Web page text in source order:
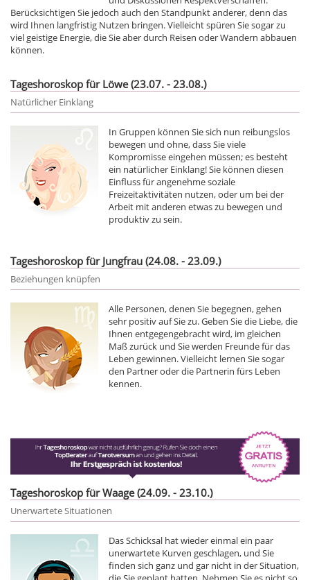
Berücksichtigen Sie jedoch auch den Standpunkt anderer, denn das
wird Ihnen langfristig Nutzen bringen. Vielleicht spüren Sie sogar zu
viel geistige Energie, die Sie aber durch Reisen oder Wandern abbauen
können.
Tageshoroskop für Löwe (23.07. - 23.08.)
Natürlicher Einklang
In Gruppen können Sie sich nun reibungslos
bewegen und ohne, dass Sie viele
Kompromisse eingehen müssen; es besteht
ein natürlicher Einklang! Sie können diesen
Einfluss für angenehme soziale
Freizeitaktivitäten nutzen, oder um bei der
Arbeit mit anderen etwas zu bewegen und
produktiv zu sein.
Tageshoroskop für Jungfrau (24.08. - 23.09.)
Beziehungen knüpfen
Alle Personen, denen Sie begegnen, gehen
sehr positiv auf Sie zu. Geben Sie die Liebe, die
Ihnen entgegengebracht wird, im gleichen
Maß zurück und Sie werden Freunde für das
Leben gewinnen. Vielleicht lernen Sie sogar
den Partner oder die Partnerin fürs Leben
kennen.
Tageshoroskop für Waage (24.09. - 23.10.)
Unerwartete Situationen
Das Schicksal hat wieder einmal ein paar
unerwartete Kurven geschlagen, und Sie
finden sich ganz und gar nicht in der Situation,